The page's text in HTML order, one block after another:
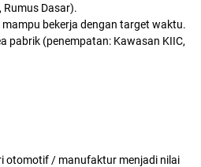
Rumus Dasar).
bekerja dengan target waktu.
pabrik (penempatan: Kawasan KIIC,
otomotif / manufaktur menjadi nilai